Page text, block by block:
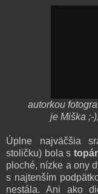
autorkou
je Miška ;-
Úplne najväčšia
stoličku) bola s
ploché, nízke a ony
s najtenším
nestála. Ani ako